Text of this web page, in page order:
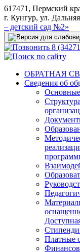
617471, Пермский
г. Кунгур, ул.
– детский сад №2»
8
ОБРАТНАЯ
Сведения об
Платные